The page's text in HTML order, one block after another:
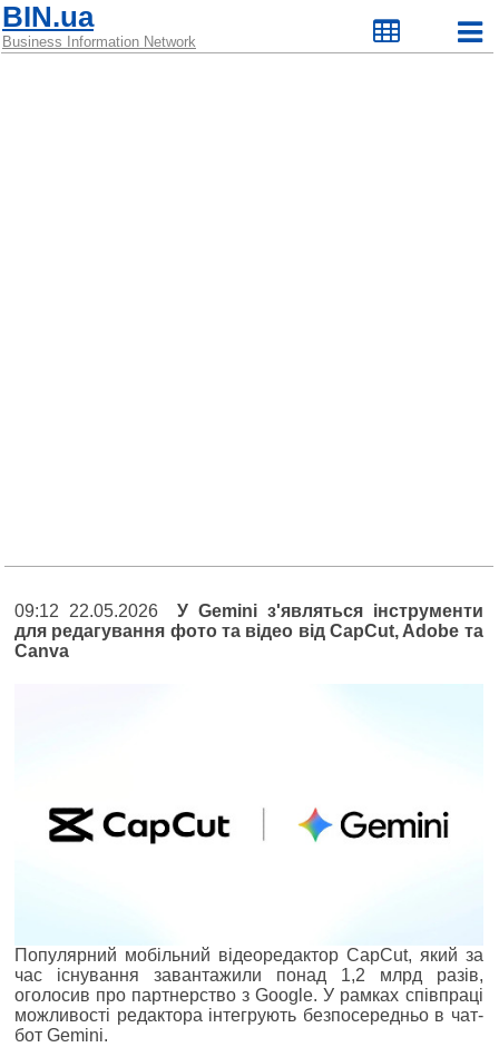
BIN.ua
Business Information Network
09:12 22.05.2026У Gemini з'являться інструменти
для редагування фото та відео від CapCut, Adobe та
Canva
Популярний мобільний відеоредактор CapCut, який за
час існування завантажили понад 1,2 млрд разів,
оголосив про партнерство з Google. У рамках співпраці
можливості редактора інтегрують безпосередньо в чат-
бот Gemini.